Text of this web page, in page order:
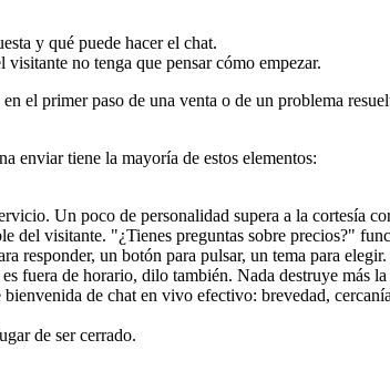
y qué puede hacer el chat.
no tenga que pensar cómo empezar.
el primer paso de una venta o de un problema
enviar tiene la mayoría de estos elementos:
Un poco de personalidad supera a la cortesía
del visitante. "¿Tienes preguntas sobre precios?"
responder, un botón para pulsar, un tema para elegir.
fuera de horario, dilo también. Nada destruye más
de ser cerrado.